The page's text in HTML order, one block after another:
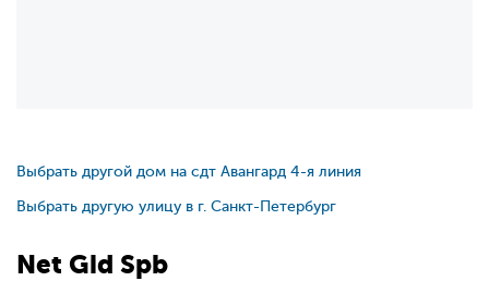
Выбрать другой дом на сдт Авангард 4-я линия
Выбрать другую улицу в г. Санкт-Петербург
Net Gid Spb